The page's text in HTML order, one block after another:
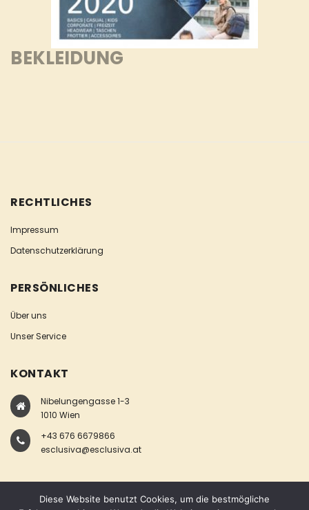
BEKLEIDUNG
RECHTLICHES
Impressum
Datenschutzerklärung
PERSÖNLICHES
Über uns
Unser Service
KONTAKT
Nibelungengasse 1-3
1010 Wien
+43 676 6679866
esclusiva@esclusiva.at
Diese Website benutzt Cookies, um die bestmögliche